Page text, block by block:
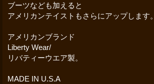
ブーツなども加えると
アメリカンテイストもさらにアップします。
アメリカンブランド
Liberty Wear/
リバティーウエア製。
MADE IN U.S.A